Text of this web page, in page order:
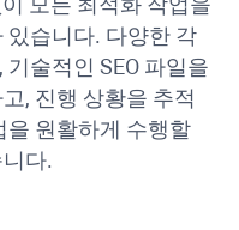
있습니다. 다양한 각
술적인 SEO 파일을
, 진행 상황을 추적
을 원활하게 수행할
다.